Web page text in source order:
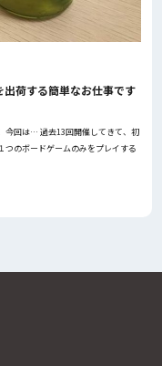
荷する簡単なお仕事です
今回は… 過去13回開催してきて、初
つのボードゲームのみをプレイする